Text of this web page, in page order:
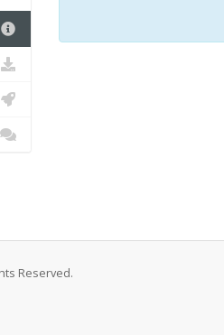
Reserved.